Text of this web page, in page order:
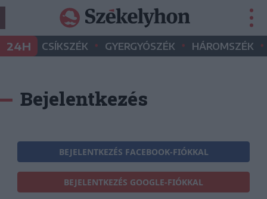
24H CSÍKSZÉK • GYERGYÓSZÉK • HÁROMSZÉK •
Bejelentkezés
BEJELENTKEZÉS FACEBOOK-FIÓKKAL
BEJELENTKEZÉS GOOGLE-FIÓKKAL